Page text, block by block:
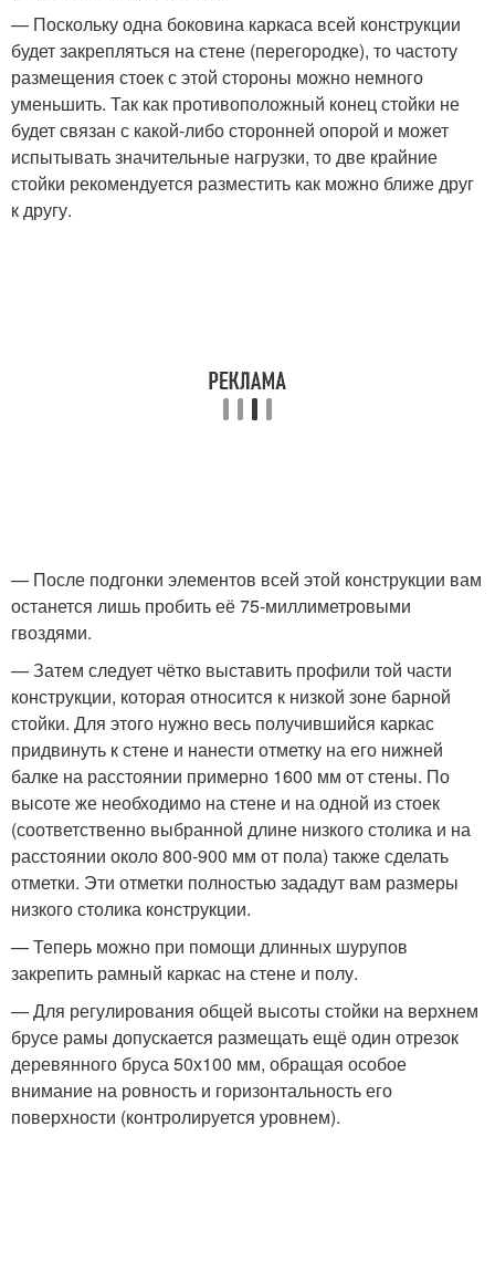
— Поскольку одна боковина каркаса всей конструкции
будет закрепляться на стене (перегородке), то частоту
размещения стоек с этой стороны можно немного
уменьшить. Так как противоположный конец стойки не
будет связан с какой-либо сторонней опорой и может
испытывать значительные нагрузки, то две крайние
стойки рекомендуется разместить как можно ближе друг
к другу.
— После подгонки элементов всей этой конструкции вам
останется лишь пробить её 75-миллиметровыми
гвоздями.
— Затем следует чётко выставить профили той части
конструкции, которая относится к низкой зоне барной
стойки. Для этого нужно весь получившийся каркас
придвинуть к стене и нанести отметку на его нижней
балке на расстоянии примерно 1600 мм от стены. По
высоте же необходимо на стене и на одной из стоек
(соответственно выбранной длине низкого столика и на
расстоянии около 800-900 мм от пола) также сделать
отметки. Эти отметки полностью зададут вам размеры
низкого столика конструкции.
— Теперь можно при помощи длинных шурупов
закрепить рамный каркас на стене и полу.
— Для регулирования общей высоты стойки на верхнем
брусе рамы допускается размещать ещё один отрезок
деревянного бруса 50х100 мм, обращая особое
внимание на ровность и горизонтальность его
поверхности (контролируется уровнем).